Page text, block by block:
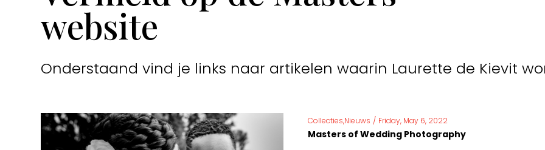
website
Onderstaand vind je links naar artikelen waarin Laurette de Kievit
Collecties,Nieuws / Friday, May 6, 2022
Masters of Wedding Photography